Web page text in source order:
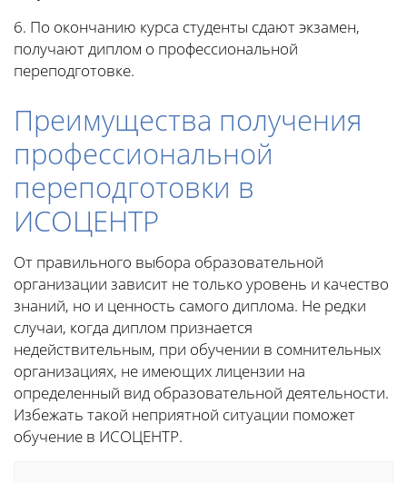
6. По окончанию курса студенты сдают экзамен,
получают диплом о профессиональной
переподготовке.
Преимущества получения
профессиональной
переподготовки в
ИСОЦЕНТР
От правильного выбора образовательной
организации зависит не только уровень и качество
знаний, но и ценность самого диплома. Не редки
случаи, когда диплом признается
недействительным, при обучении в сомнительных
организациях, не имеющих лицензии на
определенный вид образовательной деятельности.
Избежать такой неприятной ситуации поможет
обучение в ИСОЦЕНТР.